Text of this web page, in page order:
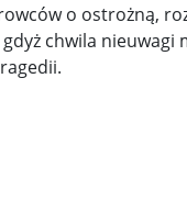
o ostrożną,
chwila nieuwagi